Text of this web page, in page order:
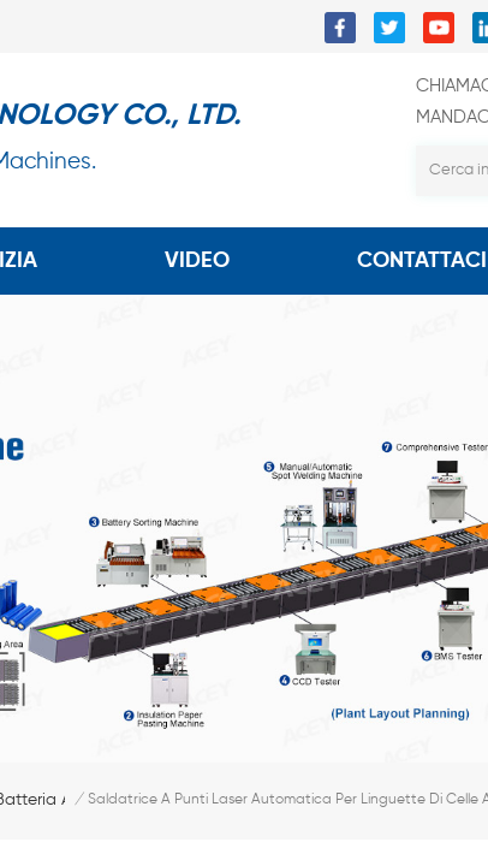
CO., LTD.
VIDEO CONTATTACI
Ai Polimeri
/ Saldatrice A Punti Laser Automatica Per Linguette Di